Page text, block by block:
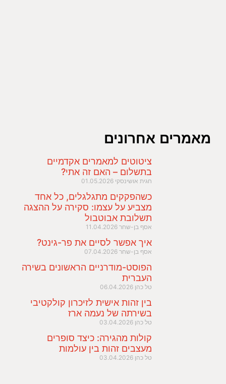
מאמרים אחרונים
ציטוטים למאמרים אקדמיים
בתשלום – האם זה אתי?
חגית אושינסקי 01.05.2026
כשהפקקים מתגלגלים, כל אחד
מצביע על עצמו: סקירה על ההצגה
תשלובת אבוטבול
אסף בן-שחר 11.04.2026
איך אפשר לסיים את פר-גינט?
אסף בן-שחר 07.04.2026
הפוסט-מודרניים הראשונים בשירה
העברית
טל כהן 06.04.2026
בין זהות אישית לזיכרון קולקטיבי
בשירתה של נעמה ארז
טל כהן 03.04.2026
קולות מהגירה: כיצד סופרים
מעצבים זהות בין עולמות
טל כהן 03.04.2026